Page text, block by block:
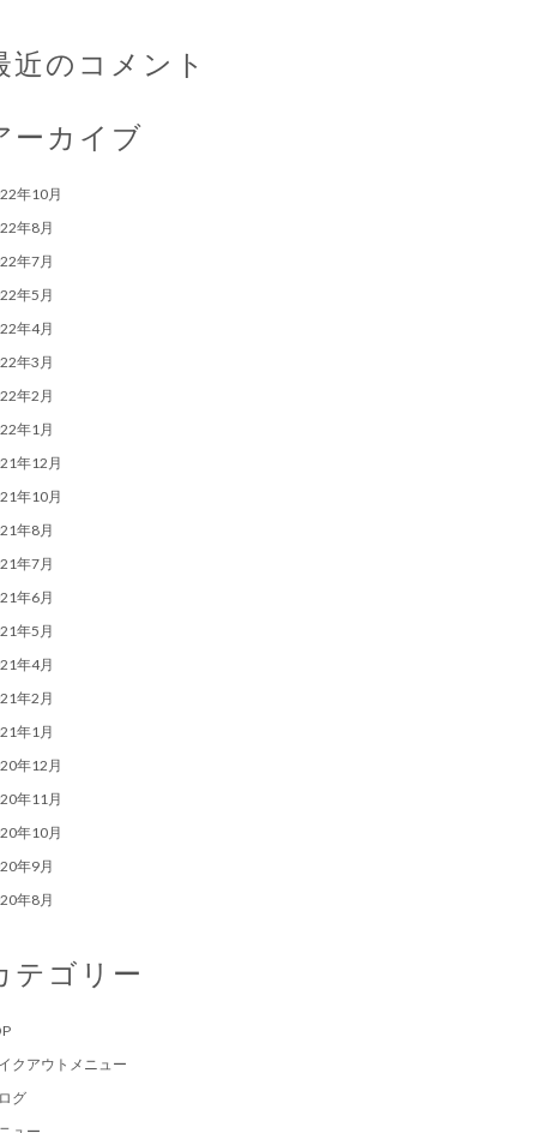
近のコメント
ーカイブ
年10月
年8月
年7月
年5月
年4月
年3月
年2月
年1月
年12月
年10月
年8月
年7月
年6月
年5月
年4月
年2月
年1月
年12月
年11月
年10月
年9月
年8月
テゴリー
クアウトメニュー
グ